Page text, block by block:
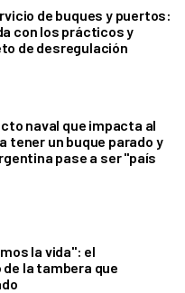
de buques y puertos:
con los prácticos y
de desregulación
naval que impacta al
tener un buque parado y
pase a ser "país
la vida": el
la tambera que